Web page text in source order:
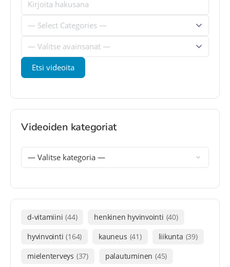
Videoiden kategoriat
d-vitamiini (44) henkinen hyvinvointi (40)
hyvinvointi (164) kauneus (41) liikunta (39)
mielenterveys (37) palautuminen (45)